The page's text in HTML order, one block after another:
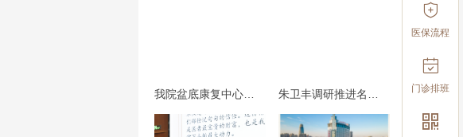

医保流程

门诊排班
